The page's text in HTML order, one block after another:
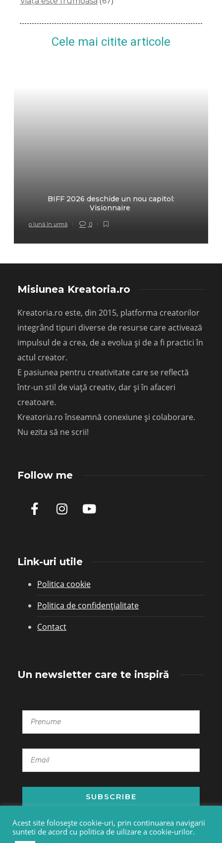
Cele mai citite articole
BIFF 2026 deschide un nou capitol:
Visionnaire
o lună în urmă 0
Misiunea Kreatoria.ro
Kreatoria.ro este, din 2015, platforma creatorilor
integrând tipuri diverse de resurse care activează
impulsul de a crea, de a evolua și de a fi practici în
actul creator.
E pasiunea pentru creativitate care se reflectă
într-un stil de viață creativ, dar și în afaceri
creatoare.
Kreatoria.ro înseamnă conexiune și colaborare.
Nu ezita să ne scrii!
Follow me
Link-uri utile
Politica cookie
Politica de confidențialitate
Contact
Un newsletter care te inspiră
SUBSCRIBE
Acest site folosește cookie-uri, prin continuarea navigarii
sunteti de acord cu politica de uilizare a cookie-urilor.